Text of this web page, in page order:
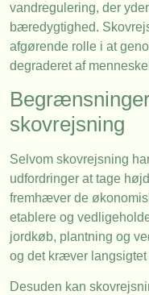
vandregulering, der
bæredygtighed.
afgørende rolle i at
degraderet af
skovrejsning
Selvom skovrejsning
udfordringer at tage
fremhæver de
etablere og
jordkøb, plantning og
og det kræver
Desuden kan